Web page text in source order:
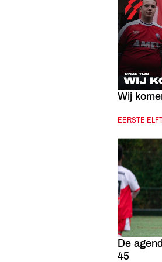
Wij
CATEGORIE:
EERSTE
De
45